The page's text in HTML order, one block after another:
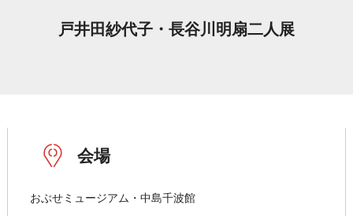
戸井田紗代子・長谷川明扇二人展
会場
おぶせミュージアム・中島千波館